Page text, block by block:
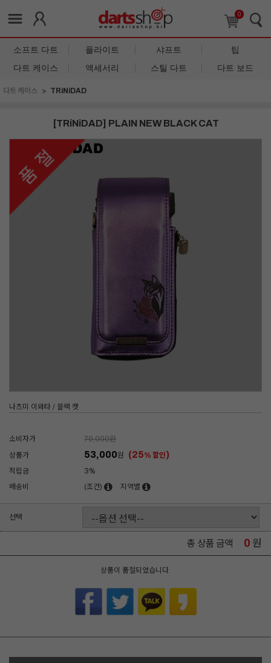
0
소프트 다트 플라이트 샤프트
팁
다트 케이스
액세서리 스틸 다트 다트 보드
다트 케이스 TRiNiDAD
[TRiNiDAD] PLAIN NEW BLACK CAT
나츠미 이와타 / 블랙 캣
소비자가 70,000원
상품가
53,000원 (25% 할인)
적립금
3%
배송비
(조건) 지역별
선택
총 상품 금액 0 원
상품이 품절되었습니다.